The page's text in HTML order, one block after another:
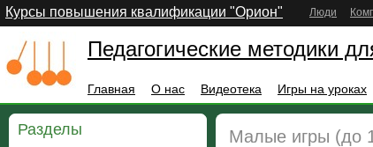
Курсы повышения квалификации "Орион" Люди
Педагогические методики
Главная О нас Видеотека Игры на уроках
Разделы Малые игры (до